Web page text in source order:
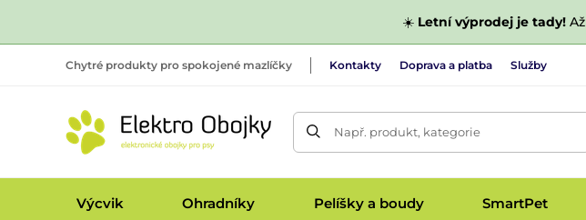
☀️ Letní výprodej je tady!Až
Chytré produkty pro spokojené mazlíčky Kontakty Doprava a platba Služby
Např. produkt, kategorie
Výcvik Ohradníky Pelíšky a boudy SmartPet